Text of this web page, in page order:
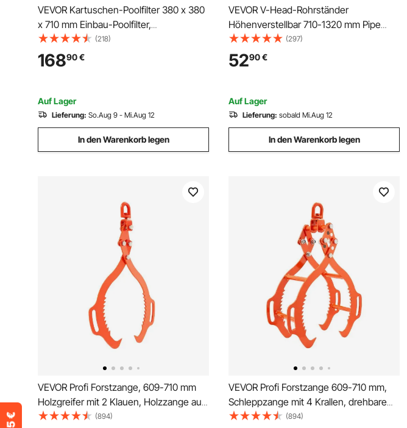
VEVOR Kartuschen-Poolfilter 380 x 380
x 710 mm Einbau-Poolfilter,
oberirdisches Schwimmbad-
Filtrationsfiltersystem mit Upgrade-Filter
und auslaufsicherem Gehäuse für
(218)
16890€
Auf Lager
Lieferung: So.Aug 9 - Mi.Aug 12
In den Warenkorb legen
VEVOR V-Head-Rohrständer
Höhenverstellbar 710-1320 mm Pipe
Ständer 1134 kg Tragbarer
hochklappbarer Pipe-Standfuß mit V-
Kopf
(297)
5290€
Auf Lager
Lieferung: sobald Mi.Aug 12
In den Warenkorb legen
VEVOR Profi Forstzange, 609-710 mm
Holzgreifer mit 2 Klauen, Holzzange aus
Stahl, 500 kg Tragfähigkeit, drehbare
(894)
VEVOR Profi Forstzange 609-710 mm,
Schleppzange mit 4 Krallen, drehbare
Holzzange aus Stahl, Tragfähigkeit 453
(894)